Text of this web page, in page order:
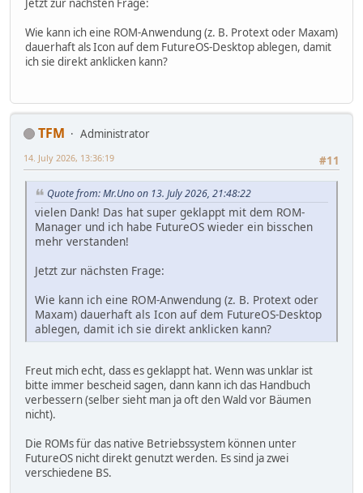
Jetzt zur nächsten Frage:
Wie kann ich eine ROM-Anwendung (z. B. Protext oder Maxam)
dauerhaft als Icon auf dem FutureOS-Desktop ablegen, damit
ich sie direkt anklicken kann?
TFM
Administrator
#11
14. July 2026, 13:36:19
Quote from: Mr.Uno on 13. July 2026, 21:48:22
vielen Dank! Das hat super geklappt mit dem ROM-
Manager und ich habe FutureOS wieder ein bisschen
mehr verstanden!
Jetzt zur nächsten Frage:
Wie kann ich eine ROM-Anwendung (z. B. Protext oder
Maxam) dauerhaft als Icon auf dem FutureOS-Desktop
ablegen, damit ich sie direkt anklicken kann?
Freut mich echt, dass es geklappt hat. Wenn was unklar ist
bitte immer bescheid sagen, dann kann ich das Handbuch
verbessern (selber sieht man ja oft den Wald vor Bäumen
nicht).
Die ROMs für das native Betriebssystem können unter
FutureOS nicht direkt genutzt werden. Es sind ja zwei
verschiedene BS.